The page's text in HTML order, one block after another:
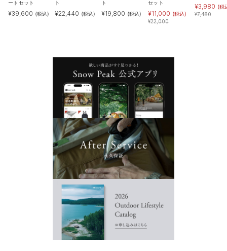
ートセット
¥39,600 (税込)
ト
¥22,440 (税込)
ト
¥19,800 (税込)
セット
¥11,000 (税込)
¥22,000
¥3,980 (税
¥7,480